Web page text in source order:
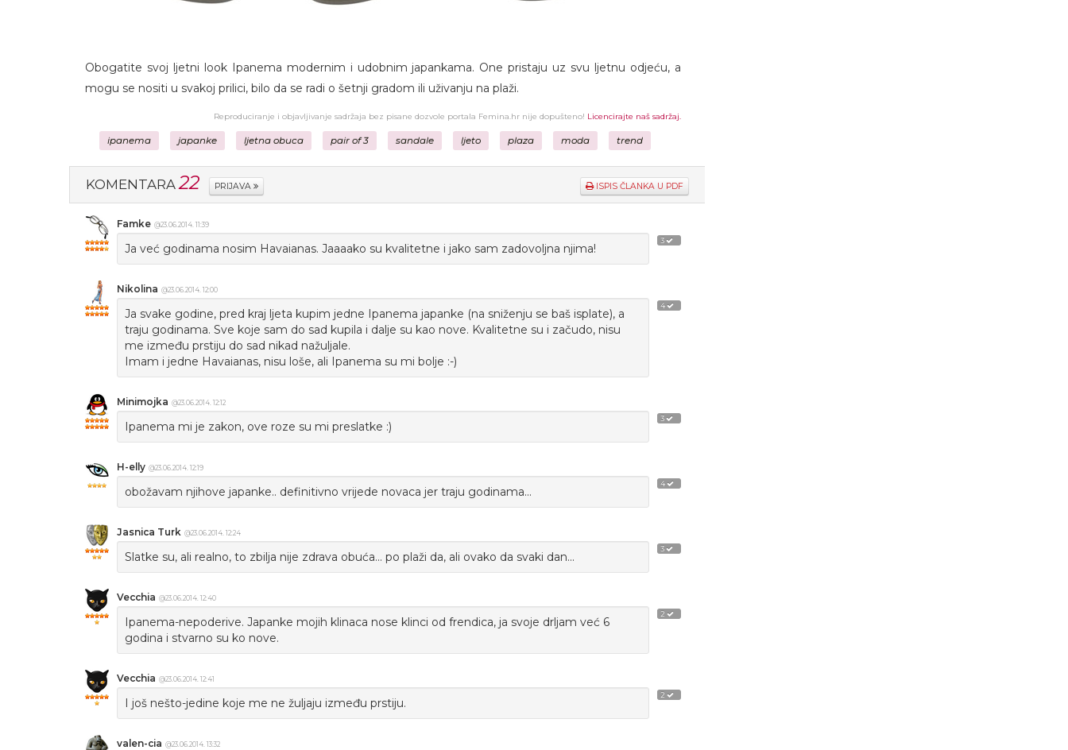
Obogatite svoj ljetni look Ipanema modernim i udobnim japankama. One pristaju uz svu ljetnu odjeću, a
mogu se nositi u svakoj prilici, bilo da se radi o šetnji gradom ili uživanju na plaži.
Reproduciranje i objavljivanje sadržaja bez pisane dozvole portala Femina.hr nije dopušteno! Licencirajte naš sadržaj.
ipanema japanke ljetna obuca pair of 3 sandale ljeto plaza moda trend
KOMENTARA22 PRIJAVA ISPIS ČLANKA U PDF
3
Famke @23.06.2014. 11:39
Ja već godinama nosim Havaianas. Jaaaako su kvalitetne i jako sam zadovoljna njima!
4
Nikolina @23.06.2014. 12:00
Ja svake godine, pred kraj ljeta kupim jedne Ipanema japanke (na sniženju se baš isplate), a
traju godinama. Sve koje sam do sad kupila i dalje su kao nove. Kvalitetne su i začudo, nisu
me između prstiju do sad nikad nažuljale.
Imam i jedne Havaianas, nisu loše, ali Ipanema su mi bolje :-)
3
Minimojka @23.06.2014. 12:12
Ipanema mi je zakon, ove roze su mi preslatke :)
4
H-elly @23.06.2014. 12:19
obožavam njihove japanke.. definitivno vrijede novaca jer traju godinama...
3
Jasnica Turk @23.06.2014. 12:24
Slatke su, ali realno, to zbilja nije zdrava obuća... po plaži da, ali ovako da svaki dan...
2
Vecchia @23.06.2014. 12:40
Ipanema-nepoderive. Japanke mojih klinaca nose klinci od frendica, ja svoje drljam već 6
godina i stvarno su ko nove.
2
Vecchia @23.06.2014. 12:41
I još nešto-jedine koje me ne žuljaju između prstiju.
valen-cia @23.06.2014. 13:32